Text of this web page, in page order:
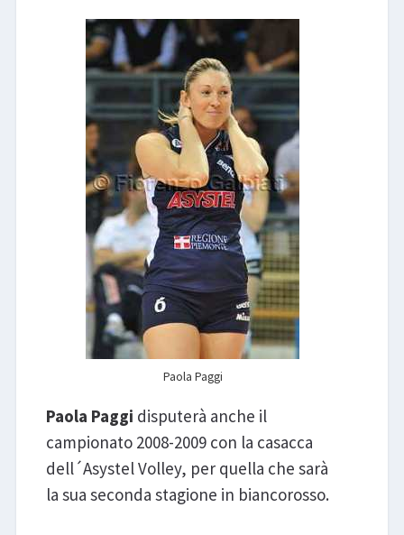
Paola Paggi
Paola Paggi disputerà anche il
campionato 2008-2009 con la casacca
dell´Asystel Volley, per quella che sarà
la sua seconda stagione in biancorosso.